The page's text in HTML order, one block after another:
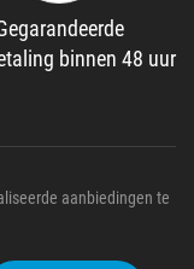
binnen 48 uur
aanbiedingen te